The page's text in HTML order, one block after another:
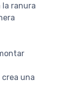
la ranura
una